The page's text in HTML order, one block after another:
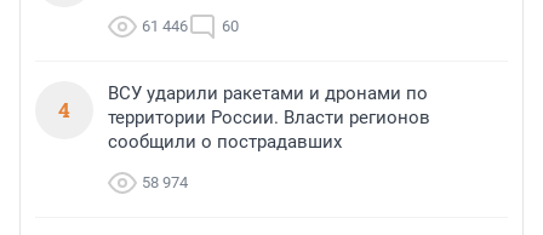
61 446 60
4
ВСУ ударили ракетами и дронами по
территории России. Власти регионов
сообщили о пострадавших
58 974